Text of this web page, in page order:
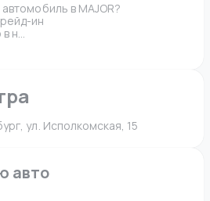
в MAJOR?
ин
н...
ул. Исполкомская, 15
авто